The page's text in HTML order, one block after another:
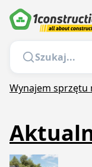
Wynajem sprzętu